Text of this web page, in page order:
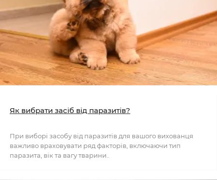
Як вибрати засіб від паразитів?
При виборі засобу від паразитів для вашого вихованця
важливо враховувати ряд факторів, включаючи тип
паразита, вік та вагу тварини..